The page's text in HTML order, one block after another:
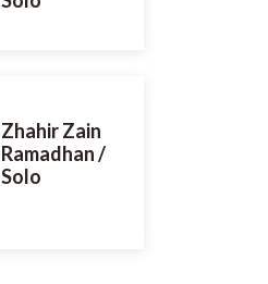
Zhahir Zain
Ramadhan /
Solo